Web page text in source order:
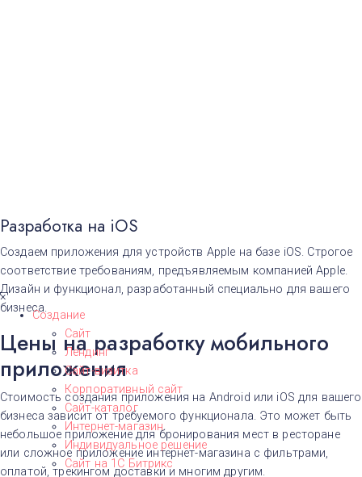
×
Создание
Сайт
Лендинг
Сайт-визитка
Корпоративный сайт
Сайт-каталог
Интернет-магазин
Индивидуальное решение
Сайт на 1С Битрикс
Разработка на iOS
Создаем приложения для устройств Apple на базе iOS. Строгое
соответствие требованиям, предъявляемым компанией Apple.
Дизайн и функционал, разработанный специально для вашего
бизнеса.
Цены на разработку мобильного
приложения
Стоимость создания приложения на Android или iOS для вашего
бизнеса зависит от требуемого функционала. Это может быть
небольшое приложение для бронирования мест в ресторане
или сложное приложение интернет-магазина с фильтрами,
оплатой, трекингом доставки и многим другим.